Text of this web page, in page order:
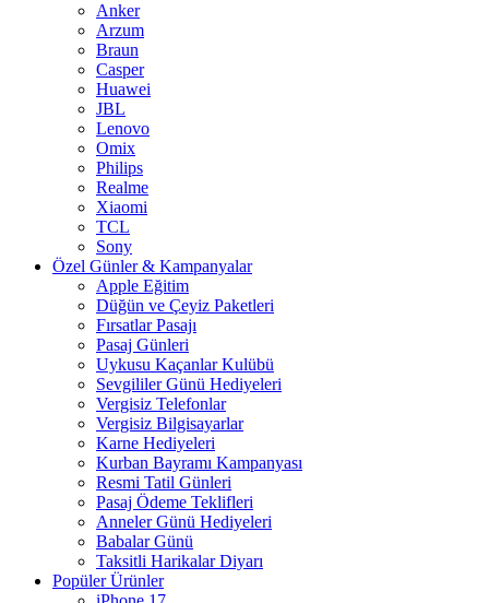
Anker
Arzum
Braun
Casper
Huawei
JBL
Lenovo
Omix
Philips
Realme
Xiaomi
TCL
Sony
Özel Günler & Kampanyalar
Apple Eğitim
Düğün ve Çeyiz Paketleri
Fırsatlar Pasajı
Pasaj Günleri
Uykusu Kaçanlar Kulübü
Sevgililer Günü Hediyeleri
Vergisiz Telefonlar
Vergisiz Bilgisayarlar
Karne Hediyeleri
Kurban Bayramı Kampanyası
Resmi Tatil Günleri
Pasaj Ödeme Teklifleri
Anneler Günü Hediyeleri
Babalar Günü
Taksitli Harikalar Diyarı
Popüler Ürünler